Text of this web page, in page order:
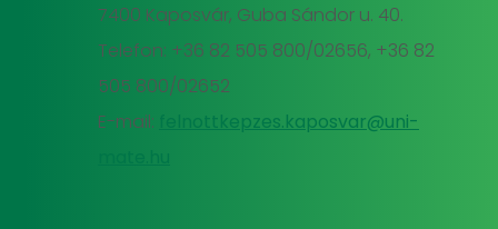
7400 Kaposvár, Guba Sándor u. 40.
Telefon: +36 82 505 800/02656, +36 82
505 800/02652
E-mail:
felnottkepzes.kaposvar@uni-